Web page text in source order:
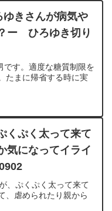
ゆきさんが病気や
ー ひろゆき切り
す。適度な糖質制限を
たまに帰省する時に実
くぷく太って来て
気になってイライ
、ぷくぷく太って来て
、虐められたり親から